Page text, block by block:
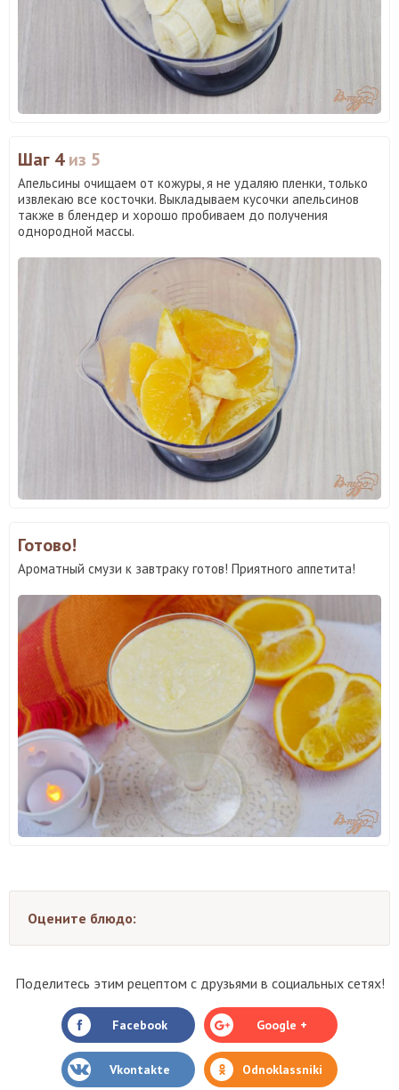
Шаг 4из 5
Апельсины очищаем от кожуры, я не удаляю пленки, только
извлекаю все косточки. Выкладываем кусочки апельсинов
также в блендер и хорошо пробиваем до получения
однородной массы.
Готово!
Ароматный смузи к завтраку готов! Приятного аппетита!
Оцените блюдо:
Поделитесь этим рецептом с друзьями в социальных сетях!
Facebook Google +
Vkontakte Odnoklassniki